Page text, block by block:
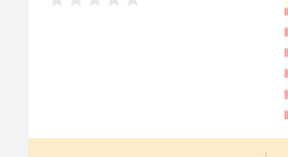
Betyg: 0 av 5